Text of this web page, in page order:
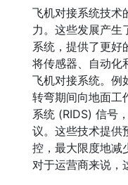
飞机对接系统技术
力。这些发展产生
系统，提供了更好
将传感器、自动化
飞机对接系统。例
转弯期间向地面工
系统 (RIDS) 信号
议。这些技术提供
控，最大限度地减
对于运营商来说，